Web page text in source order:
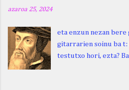
azaroa 25, 2024
eta enzun nezan
gitarrarien soinu ba t:
testutxo hori, ezta?
justuri...) hitza berari